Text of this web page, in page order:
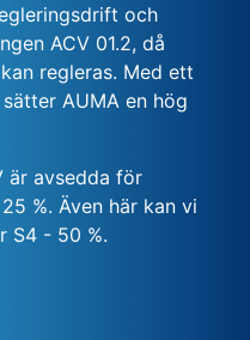
och
ACV 01.2, då
regleras. Med ett
AUMA en hög
är avsedda för
%. Även här kan vi
S4 - 50 %.